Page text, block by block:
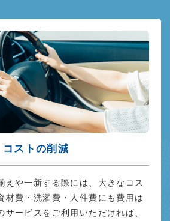
コストの削減
えや一新する際には、大きなコス
材費・洗濯費・人件費にも費用は
サービスをご利用いただければ、